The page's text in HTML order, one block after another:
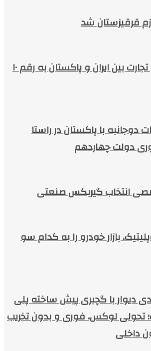
قرقیزستان شد
افزایش حجم تجارت بین ایران و پاکستان به رقم ۱۰
دوجانبه با پاکستان در راستا
دولت چهاردهم
انتخاب گیربکس صنعتی
بازار خودرو را به کدام سو
دیوار با گچبری پیش ساخته پلی
تحولی لوکس، فوری و بدون تخریب
داخلی